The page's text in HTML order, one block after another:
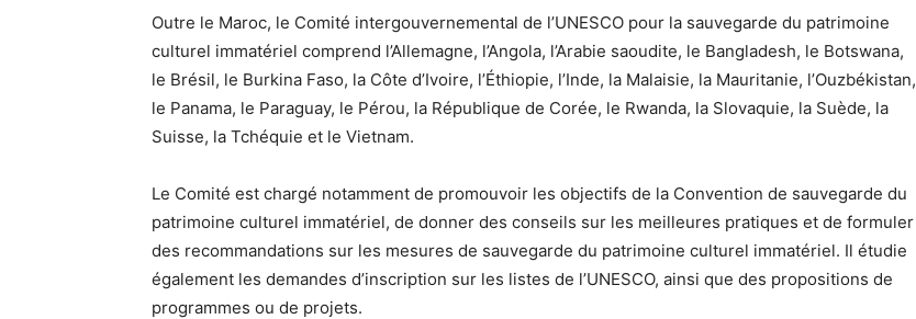
Outre le Maroc, le Comité intergouvernemental de l’UNESCO pour la sauvegarde du patrimoine
culturel immatériel comprend l’Allemagne, l’Angola, l’Arabie saoudite, le Bangladesh, le Botswana,
le Brésil, le Burkina Faso, la Côte d’Ivoire, l’Éthiopie, l’Inde, la Malaisie, la Mauritanie, l’Ouzbékistan,
le Panama, le Paraguay, le Pérou, la République de Corée, le Rwanda, la Slovaquie, la Suède, la
Suisse, la Tchéquie et le Vietnam.
Le Comité est chargé notamment de promouvoir les objectifs de la Convention de sauvegarde du
patrimoine culturel immatériel, de donner des conseils sur les meilleures pratiques et de formuler
des recommandations sur les mesures de sauvegarde du patrimoine culturel immatériel. Il étudie
également les demandes d’inscription sur les listes de l’UNESCO, ainsi que des propositions de
programmes ou de projets.